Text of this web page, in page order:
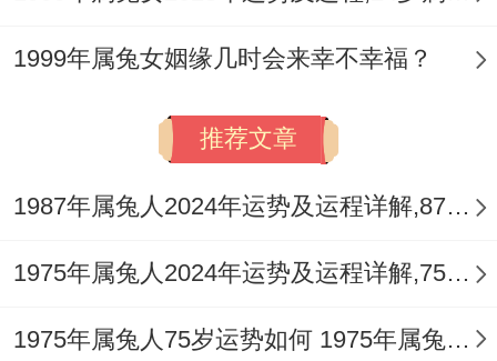
1999年属兔女姻缘几时会来幸不幸福？
推荐文章
1987年属兔人2024年运势及运程详解,87年出生37岁肖兔人在2024全年每月运势完整版
1975年属兔人2024年运势及运程详解,75年出生49岁肖兔人在2024全年每月运势完整版
1975年属兔人75岁运势如何 1975年属兔人2022年运势分析